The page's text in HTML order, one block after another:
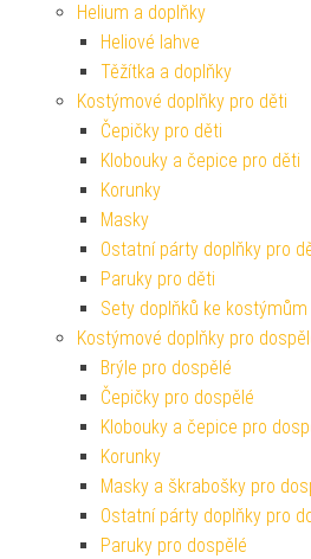
Helium a doplňky
Heliové lahve
Těžítka a doplňky
Kostýmové doplňky pro děti
Čepičky pro děti
Klobouky a čepice pro děti
Korunky
Masky
Ostatní párty doplňky pro
Paruky pro děti
Sety doplňků ke
Kostýmové doplňky pro
Brýle pro dospělé
Čepičky pro dospělé
Klobouky a čepice pro
Korunky
Masky a škrabošky pro
Ostatní párty doplňky pro
Paruky pro dospělé